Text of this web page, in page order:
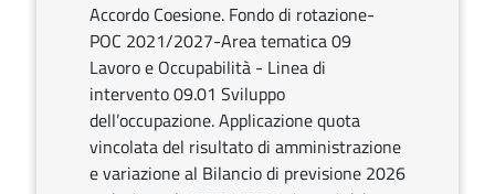
Accordo Coesione. Fondo di rotazione-
POC 2021/2027-Area tematica 09
Lavoro e Occupabilità - Linea di
intervento 09.01 Sviluppo
dell’occupazione. Applicazione quota
vincolata del risultato di amministrazione
e variazione al Bilancio di previsione 2026